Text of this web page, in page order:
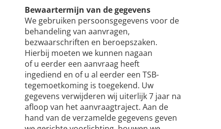
Bewaartermijn van de gegevens
We gebruiken persoonsgegevens voor de
behandeling van aanvragen,
bezwaarschriften en beroepszaken.
Hierbij moeten we kunnen nagaan
of u eerder een aanvraag heeft
ingediend en of u al eerder een TSB-
tegemoetkoming is toegekend. Uw
gegevens verwijderen wij uiterlijk 7 jaar na
afloop van het aanvraagtraject. Aan de
hand van de verzamelde gegevens geven